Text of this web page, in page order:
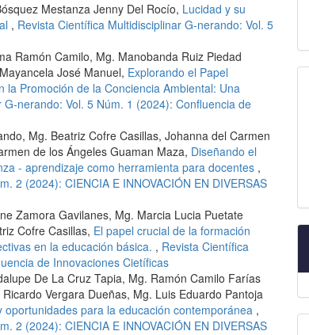
Mestanza Jenny Del Rocío, Lucidad y su
, Revista Científica Multidisciplinar G-nerando: Vol. 5
Ramón Camilo, Mg. Manobanda Ruiz Piedad
José Manuel, Explorando el Papel
Promoción de la Conciencia Ambiental: Una
nerando: Vol. 5 Núm. 1 (2024): Confluencia de
Mg. Beatriz Cofre Casillas, Johanna del Carmen
de los Ángeles Guaman Maza, Diseñando el
- aprendizaje como herramienta para docentes ,
2 (2024): CIENCIA E INNOVACIÓN EN DIVERSAS
Zamora Gavilanes, Mg. Marcia Lucia Puetate
Cofre Casillas, El papel crucial de la formación
en la educación básica. , Revista Científica
de Innovaciones Cietíficas
De La Cruz Tapia, Mg. Ramón Camilo Farías
Vergara Dueñas, Mg. Luis Eduardo Pantoja
para la educación contemporánea ,
2 (2024): CIENCIA E INNOVACIÓN EN DIVERSAS